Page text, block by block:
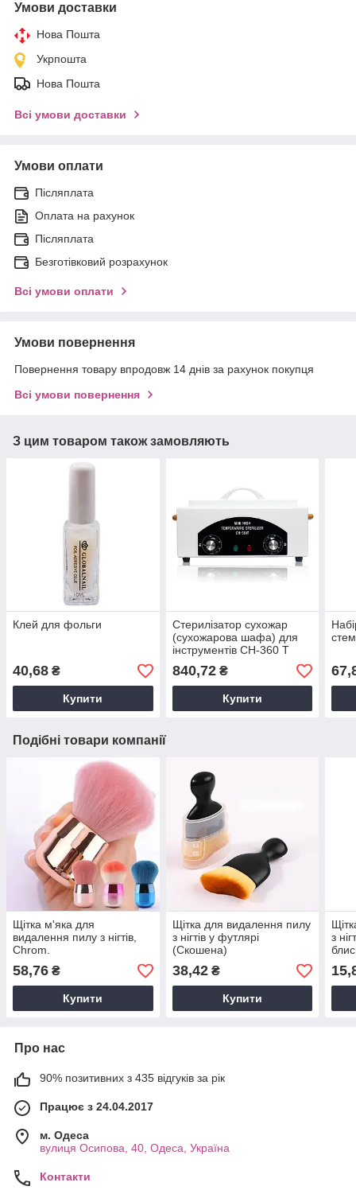
Умови доставки
Нова Пошта
Укрпошта
Нова Пошта
Всі умови доставки
Умови оплати
Післяплата
Оплата на рахунок
Післяплата
Безготівковий розрахунок
Всі умови оплати
Умови повернення
Повернення товару впродовж 14 днів за рахунок покупця
Всі умови повернення
З цим товаром також замовляють
Клей для фольги
40,68 ₴
Купити
Стерилізатор сухожар
(сухожарова шафа) для
інструментів CH-360 T
840,72₴
Купити
Подібні товари компанії
Щітка м'яка для
видалення пилу з нігтів,
Chrom.
58,76 ₴
Купити
Щітка для видалення пилу
з нігтів у футлярі
(Скошена)
38,42₴
Купити
з
Про нас
90% позитивних з 435 відгуків за рік
Працює з 24.04.2017
м. Одеса
вулиця Осипова, 40, Одеса, Україна
Контакти